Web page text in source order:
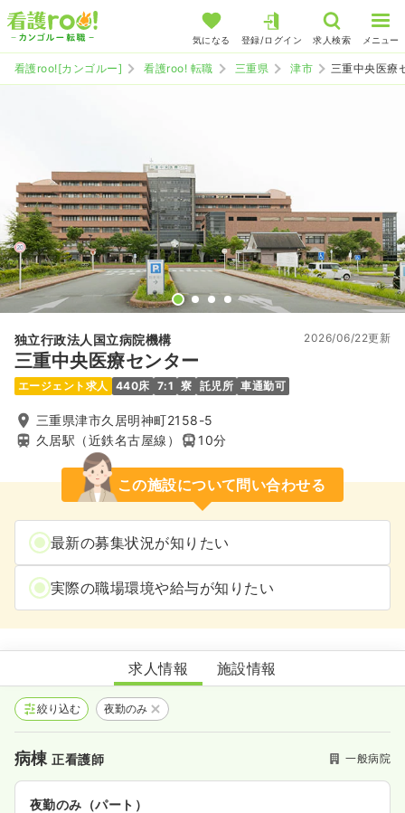
気になる 登録/ログイン 求人検索 メニュー
看護roo![カンゴルー] 看護roo! 転職 三重県 津市 三重中央医療
独立行政法人国立病院機構
三重中央医療センター
2026/06/22更新
エージェント求人 440床 7:1 寮 託児所 車通勤可
三重県津市久居明神町2158-5
久居駅（近鉄名古屋線）
10分
この施設について問い合わせる
最新の募集状況が知りたい
実際の職場環境や給与が知りたい
三重中央医療センター
求人情報 施設情報
絞り込む 夜勤のみ
病棟正看護師 一般病院
夜勤のみ（パート）